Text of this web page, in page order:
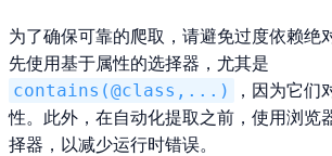
为了确保可靠的爬取，请避免过度依赖绝
先使用基于属性的选择器，尤其是
contains(@class,...)
，因为它们
性。此外，在自动化提取之前，使用浏览
择器，以减少运行时错误。